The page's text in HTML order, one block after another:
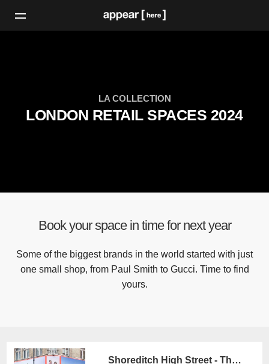
LA COLLECTION
LONDON RETAIL SPACES 2024
Book your space in time for next year
Some of the biggest brands in the world started with just
one small shop, from Paul Smith to Gucci. Time to find
yours.
Shoreditch High Street - The Ace Corner Shop